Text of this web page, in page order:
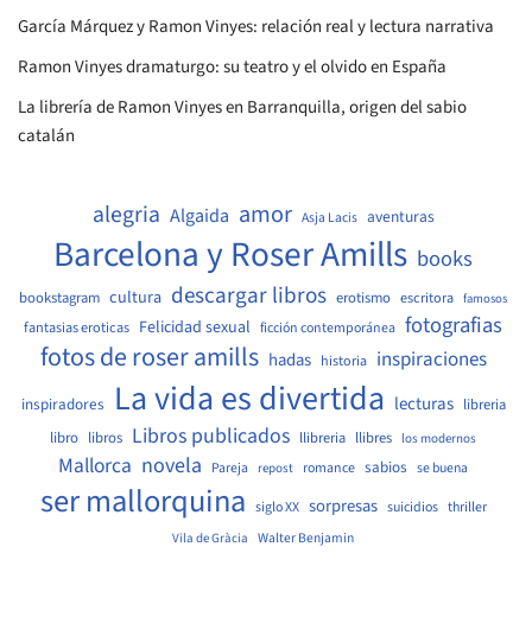
García Márquez y Ramon Vinyes: relación real y lectura narrativa
Ramon Vinyes dramaturgo: su teatro y el olvido en España
La librería de Ramon Vinyes en Barranquilla, origen del sabio
catalán
alegria Algaida amor Asja Lacis aventuras
Barcelona y Roser Amills books
bookstagram cultura descargar libros erotismo escritora famosos
fantasias eroticas Felicidad sexual ficción contemporánea fotografias
fotos de roser amills hadas historia inspiraciones
inspiradores La vida es divertida lecturas libreria
libro libros Libros publicados llibreria llibres los modernos
Mallorca novela Pareja repost romance sabios se buena
ser mallorquina siglo XX sorpresas suicidios thriller
Vila de Gràcia Walter Benjamin